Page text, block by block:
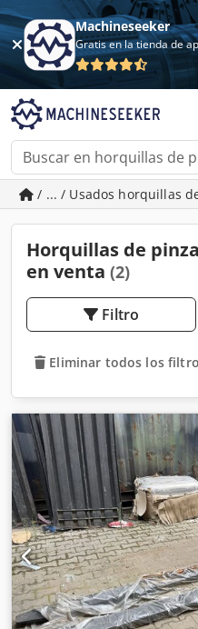
Machineseeker
/ ... / Usados horquillas
Horquillas de
en venta (2)
Filtro
Eliminar todos los